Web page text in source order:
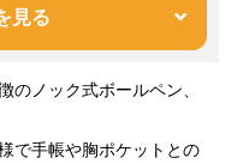
見る
のノック式ボールペン、
で手帳や胸ポケットとの